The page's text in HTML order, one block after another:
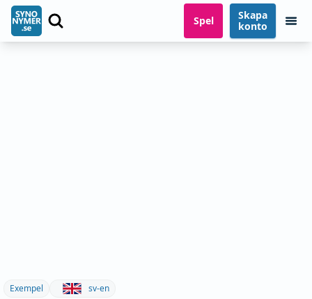
Spel
Skapa
konto
Exempel sv-en